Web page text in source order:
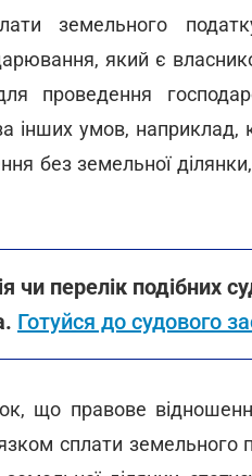
земельного
який є
проведення
інших умов,
без земельної
чи перелік подібних
Готуйся до судового
що правове
сплати земельного